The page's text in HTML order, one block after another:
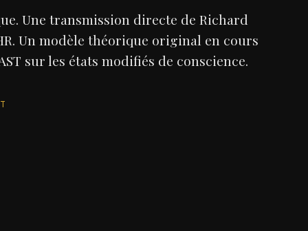
Une transmission directe de Richard
Un modèle théorique original en cours
sur les états modifiés de conscience.